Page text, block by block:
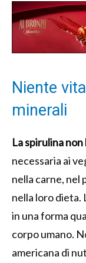
Niente
minerali
La spirulina
necessaria ai
nella carne, nel
nella loro dieta.
in una forma
corpo umano.
americana di